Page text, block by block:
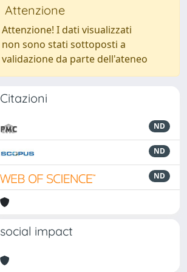
Attenzione
Attenzione! I dati visualizzati
non sono stati sottoposti a
validazione da parte dell'ateneo
Citazioni
ND
ND
ND
social impact